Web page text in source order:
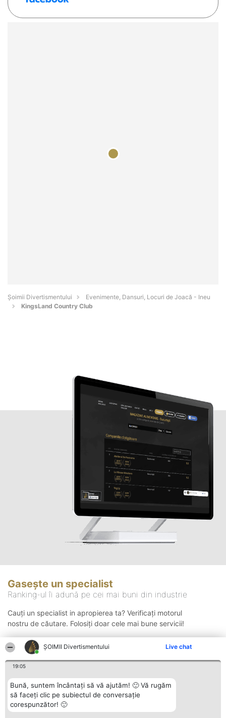
ŞOIMII Divertismentului Live chat
19:05
Bună, suntem încântați să vă ajutăm! 🙂 Vă rugăm
să faceți clic pe subiectul de conversație
corespunzător! 🙂
Şoimii Divertismentului
Evenimente, Dansuri, Locuri de Joacă - Ineu
KingsLand Country Club
Gasește un specialist
Ranking-ul îi adună pe cei mai buni din industrie
Cauți un specialist in apropierea ta? Verificați motorul
nostru de căutare. Folosiți doar cele mai bune servicii!